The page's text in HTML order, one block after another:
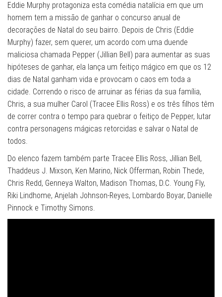
Eddie Murphy protagoniza esta comédia natalícia em que um
homem tem a missão de ganhar o concurso anual de
decorações de Natal do seu bairro. Depois de Chris (Eddie
Murphy) fazer, sem querer, um acordo com uma duende
maliciosa chamada Pepper (Jillian Bell) para aumentar as suas
hipóteses de ganhar, ela lança um feitiço mágico em que os 12
dias de Natal ganham vida e provocam o caos em toda a
cidade. Correndo o risco de arruinar as férias da sua família,
Chris, a sua mulher Carol (Tracee Ellis Ross) e os três filhos têm
de correr contra o tempo para quebrar o feitiço de Pepper, lutar
contra personagens mágicas retorcidas e salvar o Natal de
todos.
Do elenco fazem também parte Tracee Ellis Ross, Jillian Bell,
Thaddeus J. Mixson, Ken Marino, Nick Offerman, Robin Thede,
Chris Redd, Genneya Walton, Madison Thomas, D.C. Young Fly,
Riki Lindhome, Anjelah Johnson-Reyes, Lombardo Boyar, Danielle
Pinnock e Timothy Simons.